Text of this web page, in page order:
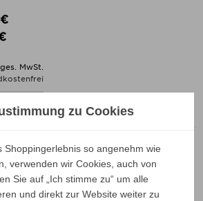
MwSt.
Gartenmöbel
und Gartenbänke
zu Cookies
Shoppingerlebnis so angenehm wie
verwenden wir Cookies, auch von
Sie auf „Ich stimme zu“ um alle
und direkt zur Website weiter zu